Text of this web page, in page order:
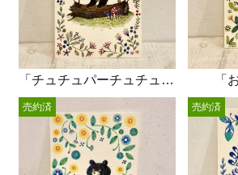
「チュチュパーチュチュパーシジュウカラ」 「
売約済 売約済